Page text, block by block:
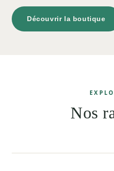
Découvrir la boutique
Nos